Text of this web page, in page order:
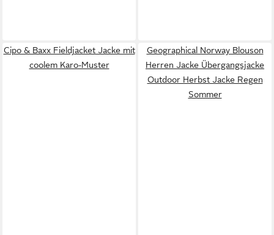
Cipo & Baxx Fieldjacket Jacke mit
coolem Karo-Muster
Geographical Norway Blouson
Herren Jacke Übergangsjacke
Outdoor Herbst Jacke Regen
Sommer